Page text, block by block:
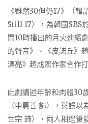
《雖然30但仍17》（韓
Still 17），為韓國SBS
間10時播出的月火連續
的聲音》、《皮諾丘》
漂亮》趙成熙作家合作
此劇講述年齡和肉體30
（申惠善 飾），與誤
世宗 飾），兩人相遇後